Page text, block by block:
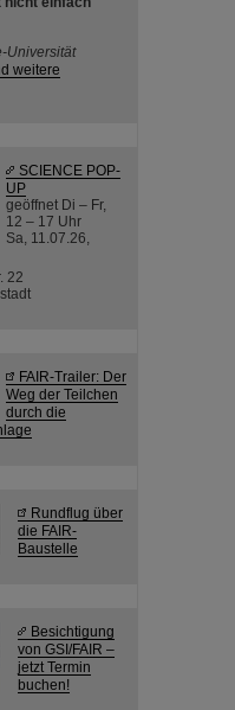
Universität
weitere
SCIENCE POP-
UP
geöffnet Di – Fr,
12 – 17 Uhr
Sa, 11.07.26,
22
FAIR-Trailer: Der
Weg der Teilchen
durch die
Rundflug über
die FAIR-
Baustelle
Besichtigung
von GSI/FAIR –
jetzt Termin
buchen!